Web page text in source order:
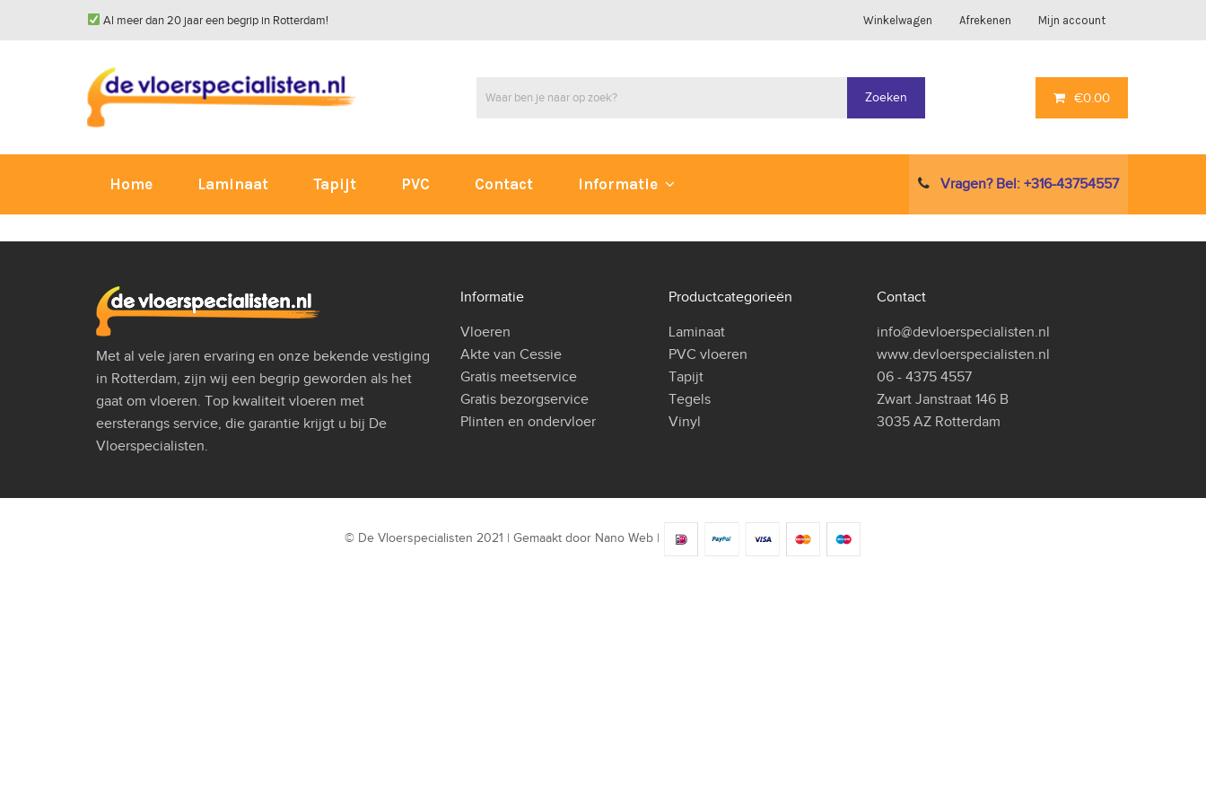
Al meer dan 20 jaar een begrip in Rotterdam! Winkelwagen Afrekenen Mijn account
Zoeken €0.00
Home Laminaat Tapijt PVC Contact Informatie Vragen? Bel: +316-43754557
Met al vele jaren ervaring en onze bekende vestiging
in Rotterdam, zijn wij een begrip geworden als het
gaat om vloeren. Top kwaliteit vloeren met
eersterangs service, die garantie krijgt u bij De
Vloerspecialisten.
Informatie
Vloeren
Akte van Cessie
Gratis meetservice
Gratis bezorgservice
Plinten en ondervloer
Productcategorieën
Laminaat
PVC vloeren
Tapijt
Tegels
Vinyl
Contact
info@devloerspecialisten.nl
www.devloerspecialisten.nl
06 - 4375 4557
Zwart Janstraat 146 B
3035 AZ Rotterdam
© De Vloerspecialisten 2021 | Gemaakt door Nano Web|